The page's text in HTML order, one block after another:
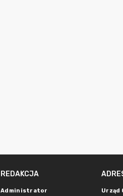
REDAKCJA
Administrator
Urząd